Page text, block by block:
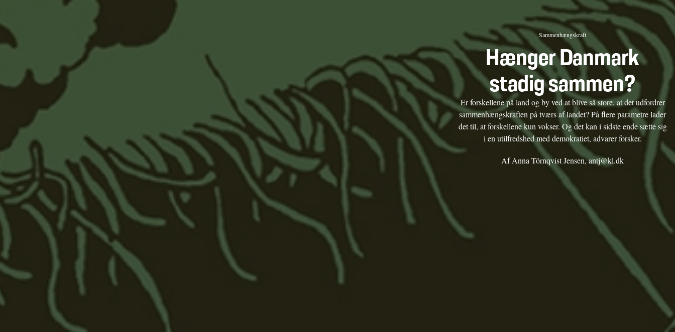
Sammenhængskraft
Hænger Danmark
stadig sammen?
Er forskellene på land og by ved at blive så store, at det udfordrer
sammenhængskraften på tværs af landet? På flere parametre lader
det til, at forskellene kun vokser. Og det kan i sidste ende sætte sig
i en utilfredshed med demokratiet, advarer forsker.
Af Anna Törnqvist Jensen, antj@kl.dk